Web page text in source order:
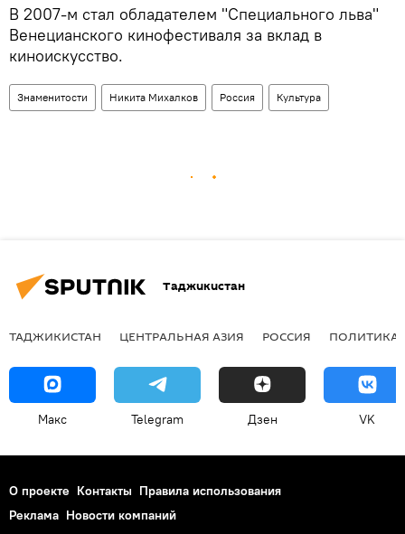
В 2007-м стал обладателем "Специального льва"
Венецианского кинофестиваля за вклад в
киноискусство.
Знаменитости Никита Михалков Россия Культура
Таджикистан
ТАДЖИКИСТАН ЦЕНТРАЛЬНАЯ АЗИЯ РОССИЯ ПОЛИТИКА
Макс Telegram Дзен VK
О проекте Контакты Правила использования
Реклама Новости компаний